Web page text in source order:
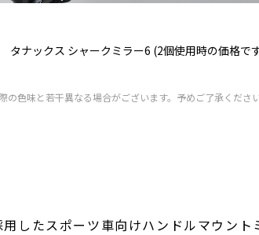
タナックス シャークミラー6 (2個使用時の価格で
色味と若干異なる場合がございます。予めご了承ください
したスポーツ車向けハンドルマウント